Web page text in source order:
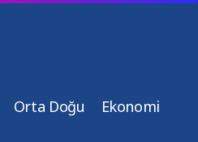
Orta Doğu Ekonomi